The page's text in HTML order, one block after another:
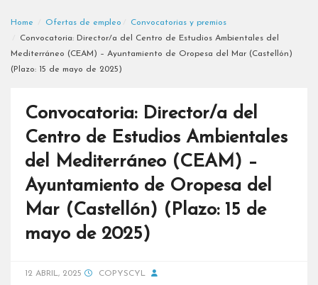
Home Ofertas de empleo
Convocatorias y premios
Convocatoria: Director/a del Centro de Estudios Ambientales del
Mediterráneo (CEAM) – Ayuntamiento de Oropesa del Mar (Castellón)
(Plazo: 15 de mayo de 2025)
Convocatoria: Director/a del
Centro de Estudios Ambientales
del Mediterráneo (CEAM) –
Ayuntamiento de Oropesa del
Mar (Castellón) (Plazo: 15 de
mayo de 2025)
12 ABRIL, 2025
COPYSCYL